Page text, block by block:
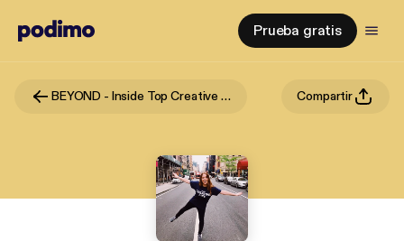
Prueba gratis
BEYOND - Inside Top Creative & Cultural Entrepreneurs Success Compartir